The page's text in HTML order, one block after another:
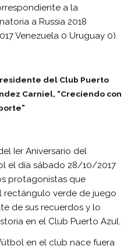
a la
a Russia 2018
Venezuela 0 Uruguay 0).
del Club Puerto
Carniel, “Creciendo con
Ier Aniversario del
el día sábado 28/10/2017
protagonistas que
rectángulo verde de juego
de sus recuerdos y lo
en el Club Puerto Azul.
en el club nace fuera